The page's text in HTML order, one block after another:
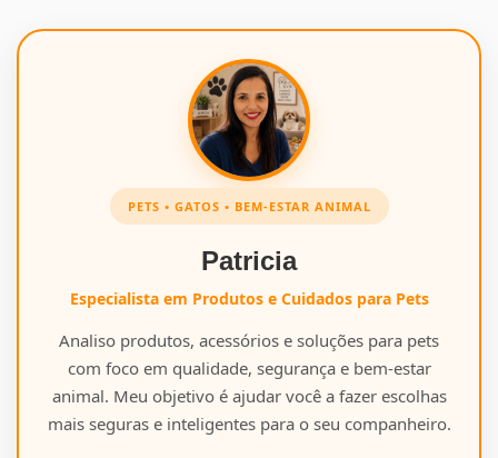
PETS • GATOS • BEM-ESTAR ANIMAL
Patricia
Especialista em Produtos e Cuidados para Pets
Analiso produtos, acessórios e soluções para pets
com foco em qualidade, segurança e bem-estar
animal. Meu objetivo é ajudar você a fazer escolhas
mais seguras e inteligentes para o seu companheiro.